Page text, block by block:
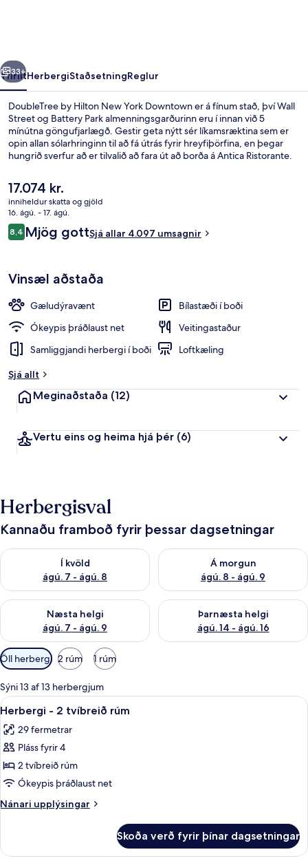
Næsta
33+
YfirlitHerbergiStaðsetningReglur
DoubleTree by Hilton New York Downtown er á fínum stað, því Wall
Street og Battery Park almenningsgarðurinn eru í innan við 5
mínútna göngufjarlægð. Gestir geta nýtt sér líkamsræktina sem er
opin allan sólarhringinn til að fá útrás fyrir hreyfiþörfina, en þegar
hungrið sverfur að er tilvalið að fara út að borða á Antica Ristorante.
morgunverð, hádegisverð og kvöldverð. Meðal annarra hápunkta
staðarins eru bar/setustofa og skyndibitastaður/sælkeraverslun.
Aðrir ferðamenn eru sérstaklega ánægðir með skoðunarferðirnar
sem bjóðast í nágrenninu og hversu stutt er í
almenningssamgöngur: Whitehall St. lestarstöðin er bara örfá skref í
burtu og Bowling Green lestarstöðin er í 3 mínútna göngufjarlægð.
Núverandi
verð
er
17.074 kr.
17.074 kr.
inniheldur skatta og gjöld
16. ágú. - 17. ágú.
Umsagnir
8,48,4 af 10
Mjög gottSjá allar 4.097 umsagnir
Vinsæl aðstaða
Gæludýravænt
Bílastæði í boði
Ókeypis þráðlaust net
Veitingastaður
Samliggjandi herbergi í boði
Loftkæling
Sjá allt
Meginaðstaða (12)
Vertu eins og heima hjá þér (6)
Herbergisval
Kannaðu framboð fyrir þessar dagsetningar
Í kvöld
ágú. 7 - ágú. 8
Athuga framboð í kvöld ágú. 7 - ágú. 8
Á morgun
ágú. 8 - ágú. 9
Athuga framboð á morgun
Næsta helgi
ágú. 7 - ágú. 9
Athuga framboð næstu helgi ágú. 7 - ágú. 9
Þarnæsta helgi
ágú. 14 - ágú. 16
Athuga framboð þarnæstu
Síur
í
boði
fyrir
herbergi
Öll herbergi 2 rúm 1 rúm
Sýni 13 af 13 herbergjum
Skoða
allar
myndir
fyrir
Herbergi
-
2
tvíbreið
Öryggishólf í herbergi, skrifborð,
4
Herbergi - 2 tvíbreið rúm
29 fermetrar
Pláss fyrir 4
2 tvíbreið rúm
Ókeypis þráðlaust net
Nánari upplýsingar
Nánari
-
Skoða verð fyrir þínar dagsetningar